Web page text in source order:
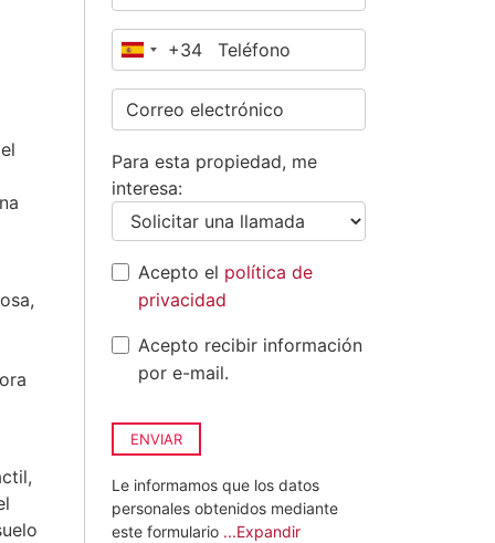
España
+34
Para esta propiedad, me
interesa:
Acepto el política de
privacidad
Acepto recibir información
por e-mail.
ENVIAR
Le informamos que los datos
personales obtenidos mediante
este formulario ...Expandir